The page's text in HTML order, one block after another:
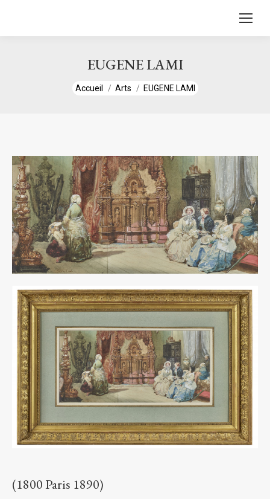
EUGENE LAMI
Vous êtes ici :
Accueil Arts EUGENE LAMI
(1800 Paris 1890)